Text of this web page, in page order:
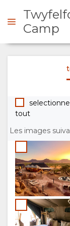
A
PROPOS
DE
NOUS
EQUIPEMENT
GALLERIE
Camp
tout
Les images